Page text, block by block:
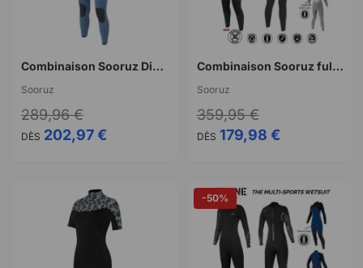
Combinaison Sooruz Divine Fullsuit Oysterprene 5/4mm Back zip 2025
Sooruz
DÈS 202,97 €
289,96 €
Combinaison Sooruz fullsuit women 5/4/3 cz guru oysterprene black
Sooruz
DÈS 179,98 €
359,95 €
-50%